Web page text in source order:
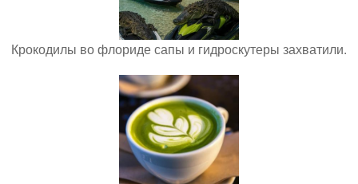
Крокодилы во флориде сапы и гидроскутеры захватили.